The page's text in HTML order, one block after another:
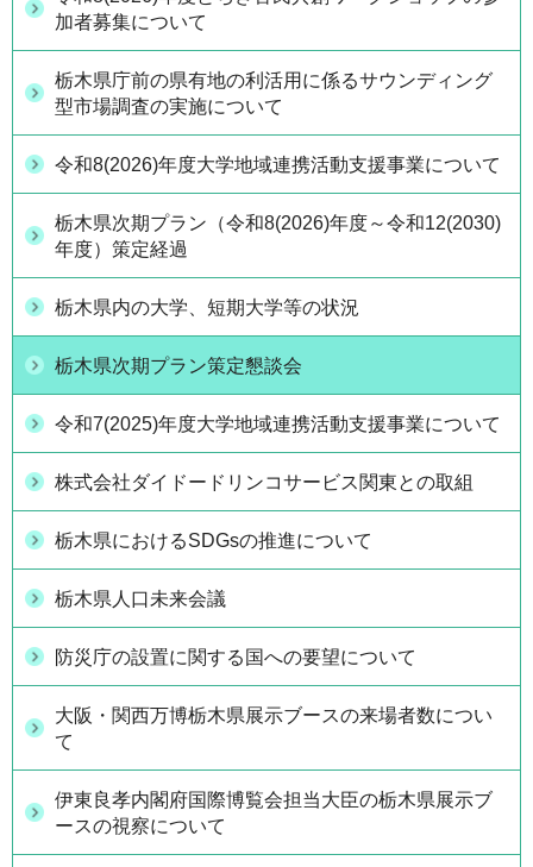
加者募集について
栃木県庁前の県有地の利活用に係るサウンディング
型市場調査の実施について
令和8(2026)年度大学地域連携活動支援事業について
栃木県次期プラン（令和8(2026)年度～令和12(2030)
年度）策定経過
栃木県内の大学、短期大学等の状況
栃木県次期プラン策定懇談会
令和7(2025)年度大学地域連携活動支援事業について
株式会社ダイドードリンコサービス関東との取組
栃木県におけるSDGsの推進について
栃木県人口未来会議
防災庁の設置に関する国への要望について
大阪・関西万博栃木県展示ブースの来場者数につい
て
伊東良孝内閣府国際博覧会担当大臣の栃木県展示ブ
ースの視察について